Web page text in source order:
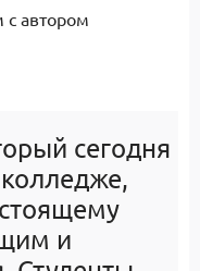
с автором
сегодня
и